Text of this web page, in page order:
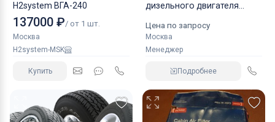
H2system ВГА-240
137000 ₽/ от 1 шт.
Москва
H2system-MSK
Купить
дизельного двигателя
Цена по запросу
Москва
Менеджер
Подробнее